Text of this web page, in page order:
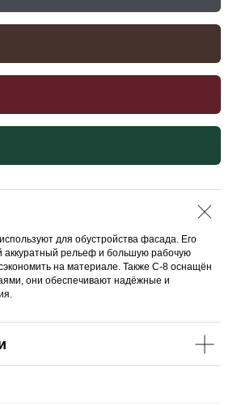
для обустройства фасада. Его
аккуратный рельеф и большую рабочую
на материале. Также С-8 оснащён
они обеспечивают надёжные и